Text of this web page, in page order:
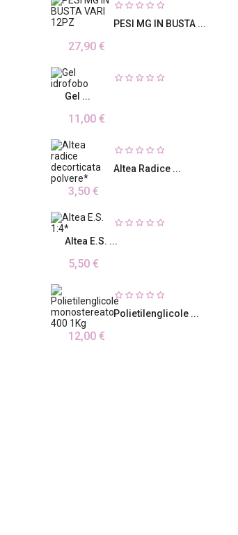
PESI MG IN BUSTA ...
27,90 €
Gel ...
11,00 €
Altea Radice ...
3,50 €
Altea E.S. ...
5,50 €
Polietilenglicole ...
12,00 €